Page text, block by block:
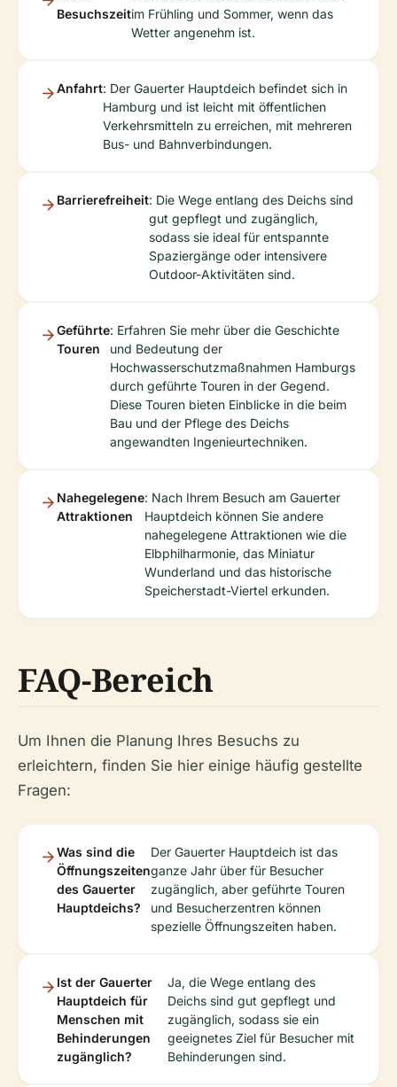
Besuchszeitim Frühling und Sommer, wenn das
Wetter angenehm ist.
Anfahrt: Der Gauerter Hauptdeich befindet sich in
Hamburg und ist leicht mit öffentlichen
Verkehrsmitteln zu erreichen, mit mehreren
Bus- und Bahnverbindungen.
Barrierefreiheit: Die Wege entlang des Deichs sind
gut gepflegt und zugänglich,
sodass sie ideal für entspannte
Spaziergänge oder intensivere
Outdoor-Aktivitäten sind.
Geführte
Touren
: Erfahren Sie mehr über die Geschichte
und Bedeutung der
Hochwasserschutzmaßnahmen Hamburgs
durch geführte Touren in der Gegend.
Diese Touren bieten Einblicke in die beim
Bau und der Pflege des Deichs
angewandten Ingenieurtechniken.
Nahegelegene
Attraktionen
: Nach Ihrem Besuch am Gauerter
Hauptdeich können Sie andere
nahegelegene Attraktionen wie die
Elbphilharmonie, das Miniatur
Wunderland und das historische
Speicherstadt-Viertel erkunden.
FAQ-Bereich
Um Ihnen die Planung Ihres Besuchs zu
erleichtern, finden Sie hier einige häufig gestellte
Fragen:
Was sind die
Öffnungszeiten
des Gauerter
Hauptdeichs?
Der Gauerter Hauptdeich ist das
ganze Jahr über für Besucher
zugänglich, aber geführte Touren
und Besucherzentren können
spezielle Öffnungszeiten haben.
Ist der Gauerter
Hauptdeich für
Menschen mit
Behinderungen
zugänglich?
Ja, die Wege entlang des
Deichs sind gut gepflegt und
zugänglich, sodass sie ein
geeignetes Ziel für Besucher mit
Behinderungen sind.